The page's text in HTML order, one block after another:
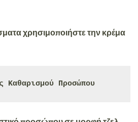
χρησιμοποιήστε την κρέμα
Προσώπου